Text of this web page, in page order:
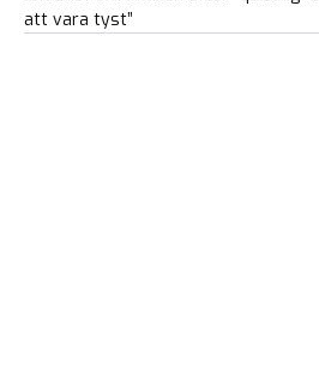
att vara tyst”